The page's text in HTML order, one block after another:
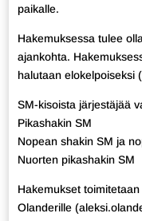
paikalle.
Hakemuksessa tulee
ajankohta.
halutaan elokelpoiseksi
SM-kisoista järjestäjää
Pikashakin SM
Nopean shakin SM ja
Nuorten pikashakin SM
Hakemukset
Olanderille